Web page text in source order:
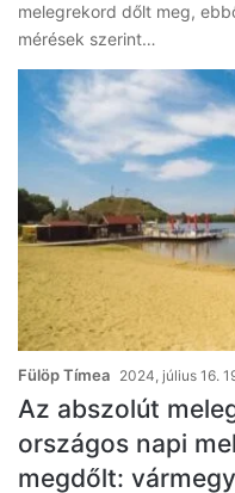
melegrekord dőlt meg,
mérések szerint…
Fülöp Tímea 2024, július 16.
Az abszolút
országos napi
megdőlt: